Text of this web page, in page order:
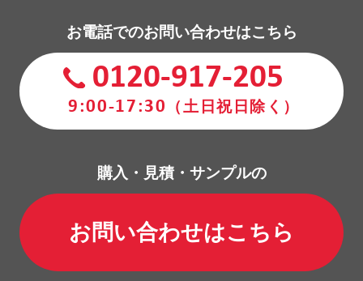
お電話でのお問い合わせはこちら
0120-917-205
9:00-17:30 （土日祝日除く）
購入・見積・サンプルの
お問い合わせはこちら